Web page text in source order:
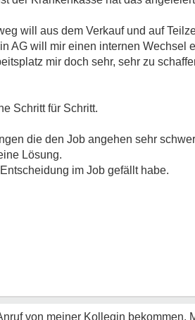
will aus dem Verkauf und auf
AG will mir einen internen Wechsel
mir doch sehr, sehr zu
Schritt für Schritt.
die den Job angehen sehr
Lösung.
im Job gefällt habe.
von meiner Kollegin bekommen.